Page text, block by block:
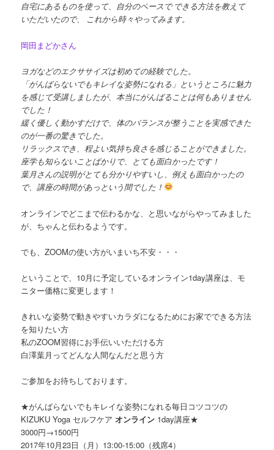
自宅にあるものを使って、自分のペースで できる方法を教えて
いただいたので、 これから時々やってみます。
岡田まどかさん
ヨガなどのエクササイズは初めての経験でした。
「がんばらないでもキレイな姿勢になれる」というところに魅力
を感じて受講しましたが、本当にがんばることは何もありません
でした！
緩く優しく動かすだけで、体のバランスが整うことを実感できた
のが一番の驚きでした。
リラックスでき、程よい気持ち良さを感じることができました。
座学も知らないことばかりで、とても面白かったです！
葉月さんの説明がとても分かりやすいし、例えも面白かったの
で、講座の時間があっという間でした！
オンラインでどこまで伝わるかな、と思いながらやってみました
が、ちゃんと伝わるようです。
でも、ZOOMの使い方がいまいち不安・・・
ということで、10月に予定しているオンライン1day講座は、モ
ニター価格に変更します！
きれいな姿勢で動きやすいカラダになるためにお家でできる方法
を知りたい方
私のZOOM習得にお手伝いいただける方
白澤葉月ってどんな人間なんだと思う方
ご参加をお待ちしております。
★がんばらないでもキレイな姿勢になれる毎日コツコツの
KIZUKU Yoga セルフケアオンライン 1day講座★
3000円→1500円
2017年10月23日（月）13:00-15:00（残席4）